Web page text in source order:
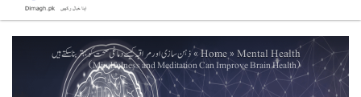
Home» Mental Health
»ذہن سازی اور مراقبہ کیسے دماغی صحت کو بہتر بنا سکتے ہیں
(Mindfulness and Meditation Can Improve Brain Health)